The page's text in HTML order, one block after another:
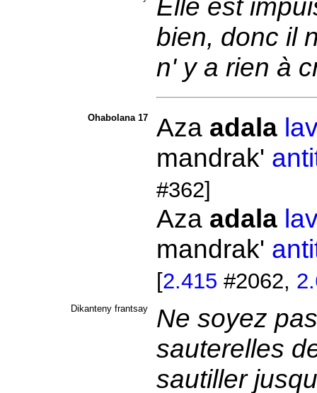
Elle est
bien, donc il
n' y a rien à
Ohabolana 17 Aza adala
mandrak'
#362]
Aza adala
mandrak'
[2.415 #2062,
Dikanteny frantsay
Ne soyez
sauterelles
sautiller